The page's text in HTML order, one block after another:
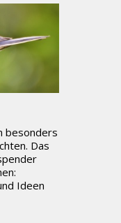
besonders
Das
Ideen